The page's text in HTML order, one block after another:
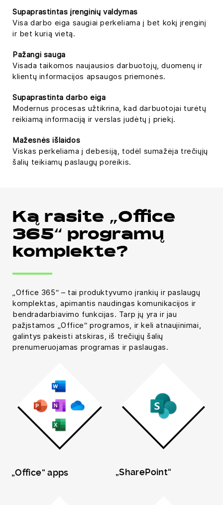
Supaprastintas įrenginių valdymas
Visa darbo eiga saugiai perkeliama į bet kokį įrenginį
ir bet kurią vietą.
Pažangi sauga
Visada taikomos naujausios darbuotojų, duomenų ir
klientų informacijos apsaugos priemonės.
Supaprastinta darbo eiga
Modernus procesas užtikrina, kad darbuotojai turėtų
reikiamą informaciją ir verslas judėtų į priekį.
Mažesnės išlaidos
Viskas perkeliama į debesiją, todėl sumažėja trečiųjų
šalių teikiamų paslaugų poreikis.
Ką rasite „Office
365“ programų
komplekte?
„Office 365“ – tai produktyvumo įrankių ir paslaugų
komplektas, apimantis naudingas komunikacijos ir
bendradarbiavimo funkcijas. Tarp jų yra ir jau
pažįstamos „Office“ programos, ir keli atnaujinimai,
galintys pakeisti atskiras, iš trečiųjų šalių
prenumeruojamas programas ir paslaugas.
„Office“ apps „SharePoint“